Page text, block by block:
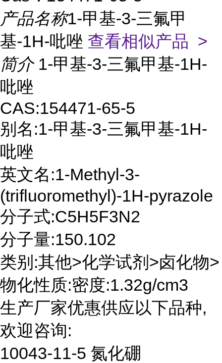
产品名称1-甲基-3-三氟甲
基-1H-吡唑 查看相似产品 >
简介 1-甲基-3-三氟甲基-1H-
吡唑
CAS:154471-65-5
别名:1-甲基-3-三氟甲基-1H-
吡唑
英文名:1-Methyl-3-
(trifluoromethyl)-1H-pyrazole
分子式:C5H5F3N2
分子量:150.102
类别:其他>化学试剂>卤化物>
物化性质:密度:1.32g/cm3
生产厂家优惠供应以下品种,
欢迎咨询:
10043-11-5 氮化硼